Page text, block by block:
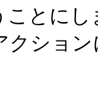
ことに
クショ